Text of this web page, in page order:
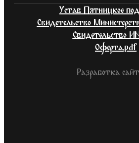
Устав Пятницкое
Свидетельство
Свидетельство
Оферта.pdf
Разработка